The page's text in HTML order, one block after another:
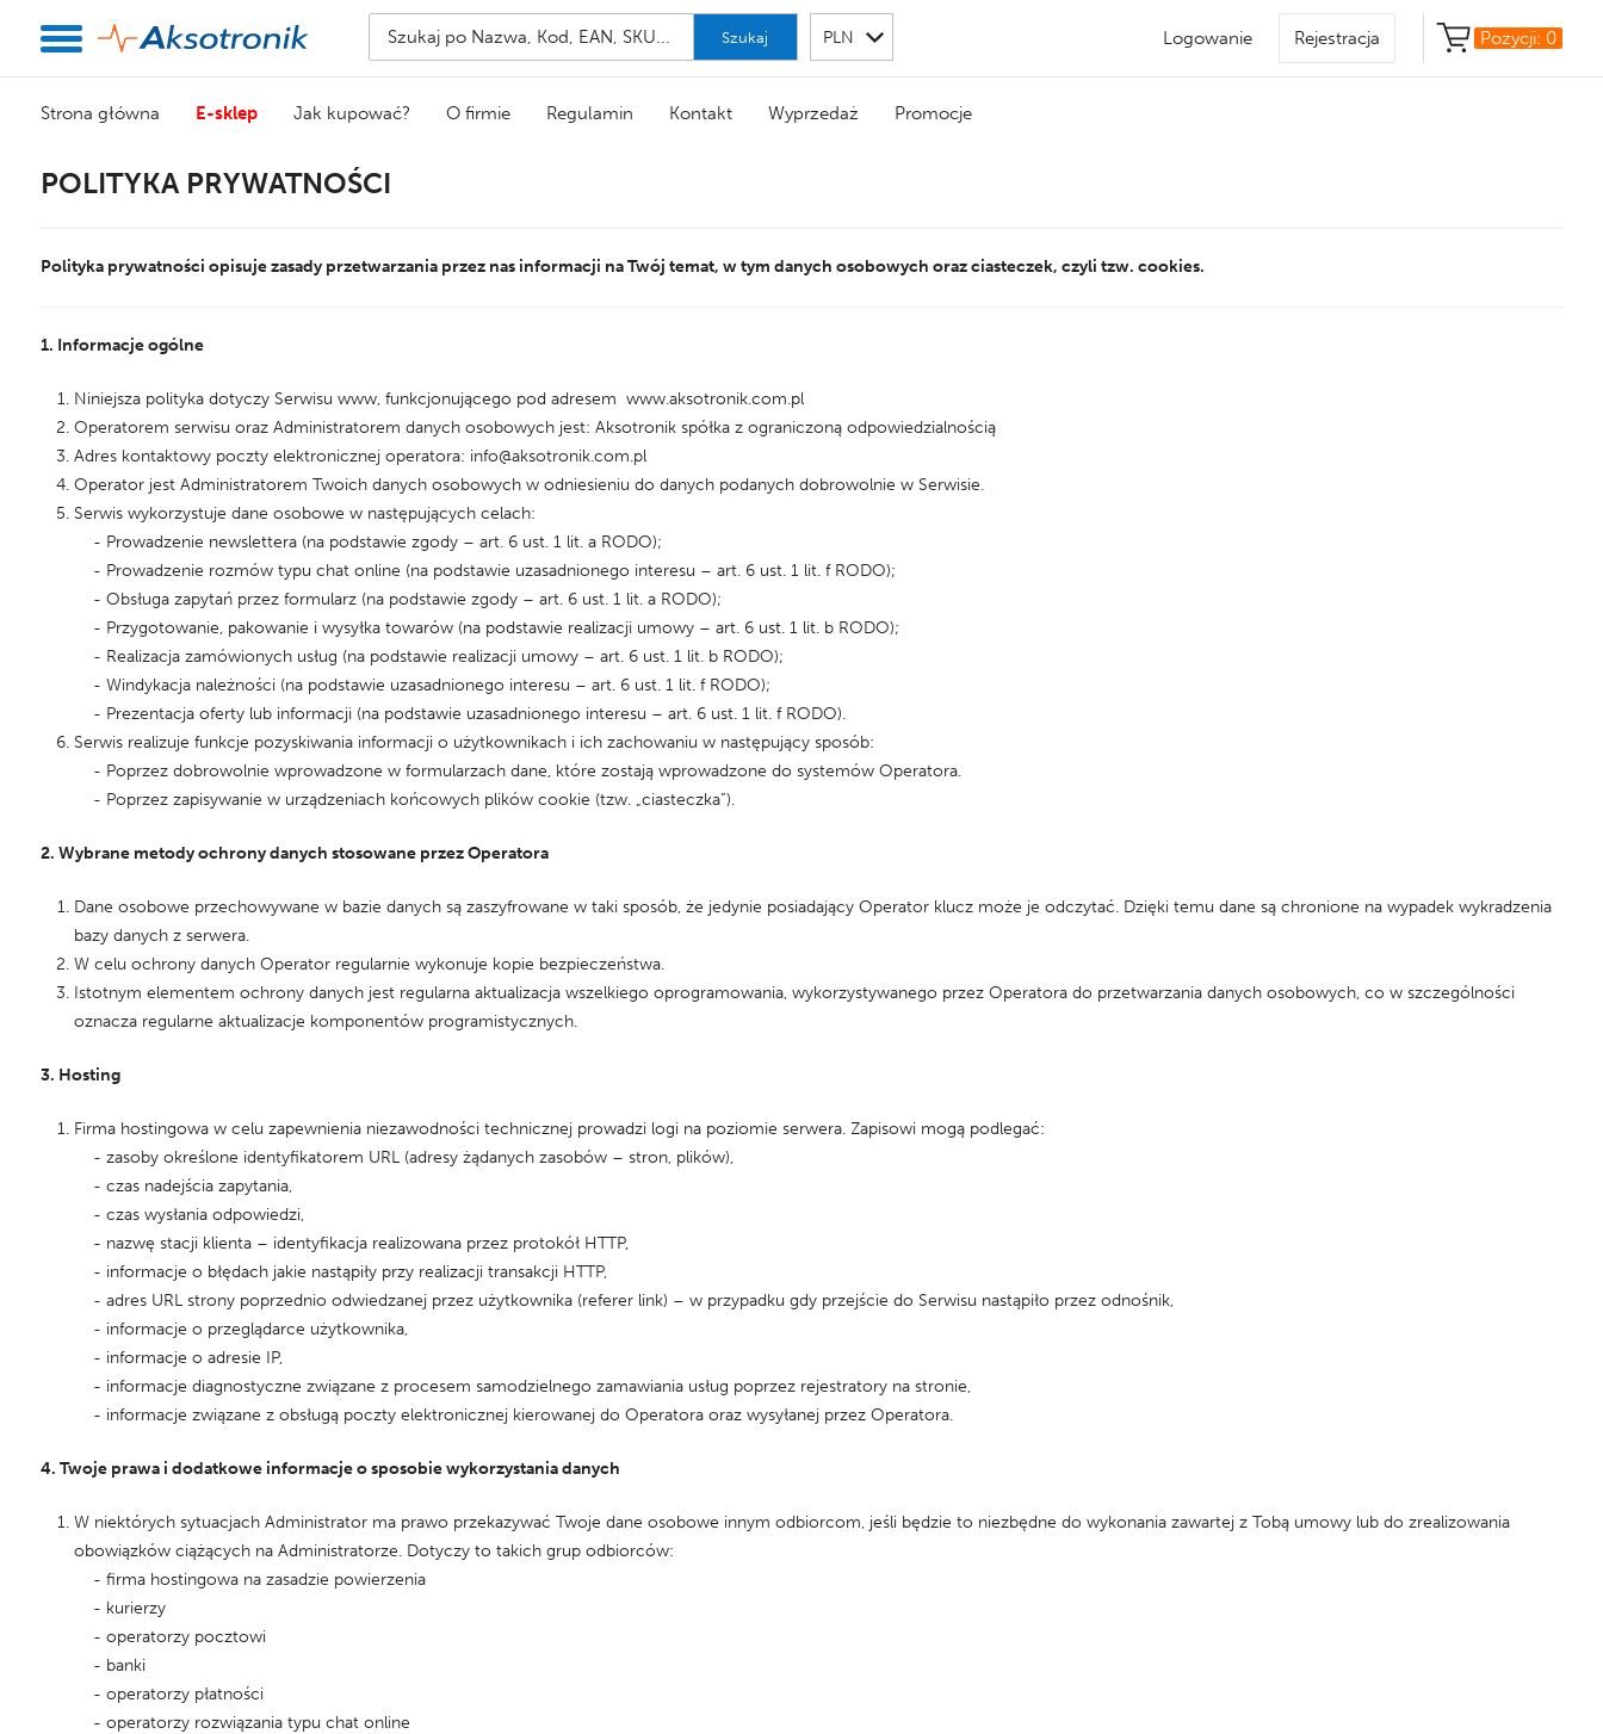
Szukaj Logowanie Rejestracja Pozycji: 0
Strona główna E-sklep Jak kupować? O firmie Regulamin Kontakt Wyprzedaż Promocje
POLITYKA PRYWATNOŚCI
Polityka prywatności opisuje zasady przetwarzania przez nas informacji na Twój temat, w tym danych osobowych oraz ciasteczek, czyli tzw. cookies.
1. Informacje ogólne
Niniejsza polityka dotyczy Serwisu www, funkcjonującego pod adresem www.aksotronik.com.pl
Operatorem serwisu oraz Administratorem danych osobowych jest: Aksotronik spółka z ograniczoną odpowiedzialnością
Adres kontaktowy poczty elektronicznej operatora: info@aksotronik.com.pl
Operator jest Administratorem Twoich danych osobowych w odniesieniu do danych podanych dobrowolnie w Serwisie.
Serwis wykorzystuje dane osobowe w następujących celach:
- Prowadzenie newslettera (na podstawie zgody – art. 6 ust. 1 lit. a RODO);
- Prowadzenie rozmów typu chat online (na podstawie uzasadnionego interesu – art. 6 ust. 1 lit. f RODO);
- Obsługa zapytań przez formularz (na podstawie zgody – art. 6 ust. 1 lit. a RODO);
- Przygotowanie, pakowanie i wysyłka towarów (na podstawie realizacji umowy – art. 6 ust. 1 lit. b RODO);
- Realizacja zamówionych usług (na podstawie realizacji umowy – art. 6 ust. 1 lit. b RODO);
- Windykacja należności (na podstawie uzasadnionego interesu – art. 6 ust. 1 lit. f RODO);
- Prezentacja oferty lub informacji (na podstawie uzasadnionego interesu – art. 6 ust. 1 lit. f RODO).
Serwis realizuje funkcje pozyskiwania informacji o użytkownikach i ich zachowaniu w następujący sposób:
- Poprzez dobrowolnie wprowadzone w formularzach dane, które zostają wprowadzone do systemów Operatora.
- Poprzez zapisywanie w urządzeniach końcowych plików cookie (tzw. „ciasteczka”).
2. Wybrane metody ochrony danych stosowane przez Operatora
Dane osobowe przechowywane w bazie danych są zaszyfrowane w taki sposób, że jedynie posiadający Operator klucz może je odczytać. Dzięki temu dane są chronione na wypadek wykradzenia
bazy danych z serwera.
W celu ochrony danych Operator regularnie wykonuje kopie bezpieczeństwa.
Istotnym elementem ochrony danych jest regularna aktualizacja wszelkiego oprogramowania, wykorzystywanego przez Operatora do przetwarzania danych osobowych, co w szczególności
oznacza regularne aktualizacje komponentów programistycznych.
3. Hosting
Firma hostingowa w celu zapewnienia niezawodności technicznej prowadzi logi na poziomie serwera. Zapisowi mogą podlegać:
- zasoby określone identyfikatorem URL (adresy żądanych zasobów – stron, plików),
- czas nadejścia zapytania,
- czas wysłania odpowiedzi,
- nazwę stacji klienta – identyfikacja realizowana przez protokół HTTP,
- informacje o błędach jakie nastąpiły przy realizacji transakcji HTTP,
- adres URL strony poprzednio odwiedzanej przez użytkownika (referer link) – w przypadku gdy przejście do Serwisu nastąpiło przez odnośnik,
- informacje o przeglądarce użytkownika,
- informacje o adresie IP,
- informacje diagnostyczne związane z procesem samodzielnego zamawiania usług poprzez rejestratory na stronie,
- informacje związane z obsługą poczty elektronicznej kierowanej do Operatora oraz wysyłanej przez Operatora.
4. Twoje prawa i dodatkowe informacje o sposobie wykorzystania danych
W niektórych sytuacjach Administrator ma prawo przekazywać Twoje dane osobowe innym odbiorcom, jeśli będzie to niezbędne do wykonania zawartej z Tobą umowy lub do zrealizowania
obowiązków ciążących na Administratorze. Dotyczy to takich grup odbiorców:
- firma hostingowa na zasadzie powierzenia
- kurierzy
- operatorzy pocztowi
- banki
- operatorzy płatności
- operatorzy rozwiązania typu chat online